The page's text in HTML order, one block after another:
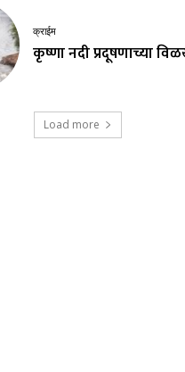
क्राईम
कृष्णा नदी प्रदूषणाच्या
Load more